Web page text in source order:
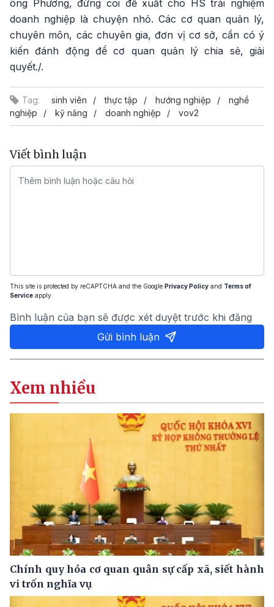
ông Phương, đừng coi đề xuất cho HS trải nghiệm
doanh nghiệp là chuyện nhỏ. Các cơ quan quản lý,
chuyên môn, các chuyên gia, đơn vị cơ sở, cần có ý
kiến đánh động để cơ quan quản lý chia sẻ, giải
quyết./.
Tag: sinh viên thực tập hướng nghiệp
nghề
nghiệp
kỹ năng doanh nghiệp vov2
Viết bình luận
This site is protected by reCAPTCHA and the Google Privacy Policy and Terms of
Service apply.
Bình luận của bạn sẽ được xét duyệt trước khi đăng
Gửi bình luận
Xem nhiều
Chính quy hóa cơ quan quân sự cấp xã, siết hành
vi trốn nghĩa vụ